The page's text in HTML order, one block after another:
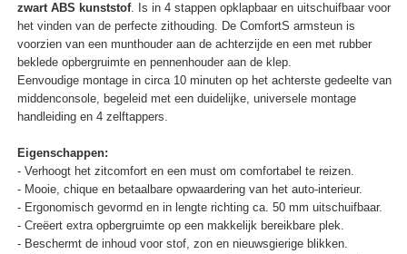
zwart ABS kunststof. Is in 4 stappen opklapbaar en uitschuifbaar voor
het vinden van de perfecte zithouding. De ComfortS armsteun is
voorzien van een munthouder aan de achterzijde en een met rubber
beklede opbergruimte en pennenhouder aan de klep.
Eenvoudige montage in circa 10 minuten op het achterste gedeelte van
middenconsole, begeleid met een duidelijke, universele montage
handleiding en 4 zelftappers.
Eigenschappen:
- Verhoogt het zitcomfort en een must om comfortabel te reizen.
- Mooie, chique en betaalbare opwaardering van het auto-interieur.
- Ergonomisch gevormd en in lengte richting ca. 50 mm uitschuifbaar.
- Creëert extra opbergruimte op een makkelijk bereikbare plek.
- Beschermt de inhoud voor stof, zon en nieuwsgierige blikken.